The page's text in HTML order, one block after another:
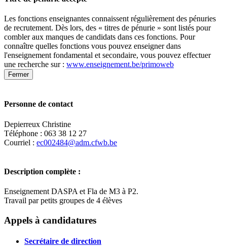
Les fonctions enseignantes connaissent régulièrement des pénuries
de recrutement. Dès lors, des « titres de pénurie » sont listés pour
combler aux manques de candidats dans ces fonctions. Pour
connaître quelles fonctions vous pouvez enseigner dans
l'enseignement fondamental et secondaire, vous pouvez effectuer
une recherche sur : www.enseignement.be/primoweb
Fermer
Personne de contact
Depierreux Christine
Téléphone : 063 38 12 27
Courriel : ec002484@adm.cfwb.be
Description complète :
Enseignement DASPA et Fla de M3 à P2.
Travail par petits groupes de 4 élèves
Ecole fondamentale libre - Institut Marie
+
Leaflet|Map data ©
Appels à candidatures
Secrétaire de direction